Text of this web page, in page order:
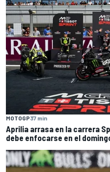
MOTOGP37 min
Aprilia arrasa en la carrera
debe enfocarse en el